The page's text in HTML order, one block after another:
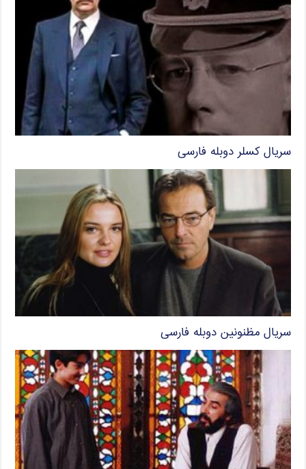
سریال کسلر دوبله فارسی
سریال مظنونین دوبله فارسی